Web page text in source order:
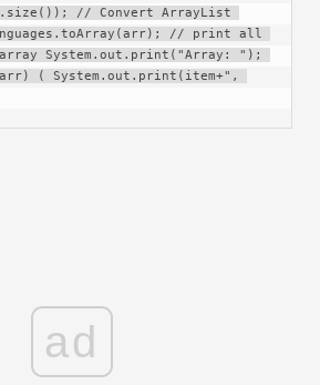
// Convert ArrayList
// print all
System.out.print("Array: ");
( System.out.print(item+",
ad